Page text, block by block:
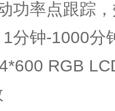
功率点跟踪
分钟-1000分
RGB